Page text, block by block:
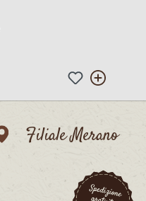
Filiale Merano